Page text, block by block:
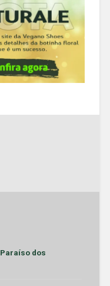
Paraíso dos